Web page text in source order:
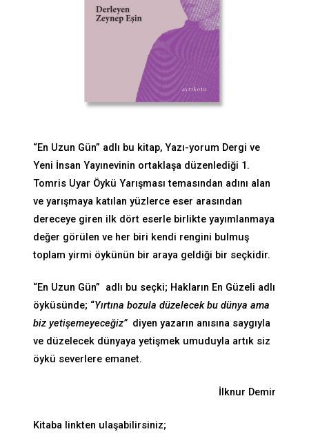
“En Uzun Gün” adlı bu kitap, Yazı-yorum Dergi ve
Yeni İnsan Yayınevinin ortaklaşa düzenlediği 1.
Tomris Uyar Öykü Yarışması temasından adını alan
ve yarışmaya katılan yüzlerce eser arasından
dereceye giren ilk dört eserle birlikte yayımlanmaya
değer görülen ve her biri kendi rengini bulmuş
toplam yirmi öykünün bir araya geldiği bir seçkidir.
“En Uzun Gün” adlı bu seçki; Hakların En Güzeli adlı
öyküsünde; “Yırtına bozula düzelecek bu dünya ama
biz yetişemeyeceğiz” diyen yazarın anısına saygıyla
ve düzelecek dünyaya yetişmek umuduyla artık siz
öykü severlere emanet.
İlknur Demir
Kitaba linkten ulaşabilirsiniz;